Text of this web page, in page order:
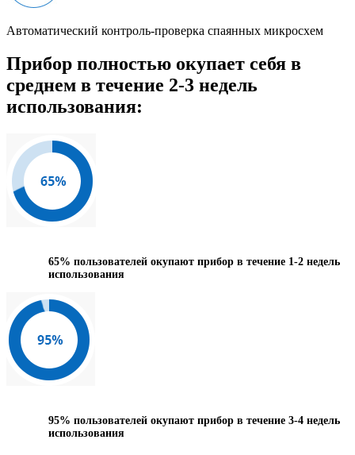
Автоматический контроль-проверка спаянных микросхем
Прибор полностью окупает себя в
среднем в течение 2-3 недель
использования:
65% пользователей окупают прибор в течение 1-2 недель
использования
95% пользователей окупают прибор в течение 3-4 недель
использования